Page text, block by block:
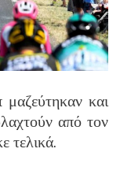
και
από τον
τελικά.